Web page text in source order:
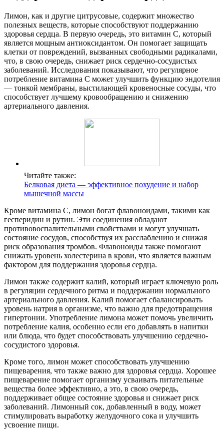
Лимон, как и другие цитрусовые, содержит множество
полезных веществ, которые способствуют поддержанию
здоровья сердца. В первую очередь, это витамин C, который
является мощным антиоксидантом. Он помогает защищать
клетки от повреждений, вызванных свободными радикалами,
что, в свою очередь, снижает риск сердечно-сосудистых
заболеваний. Исследования показывают, что регулярное
потребление витамина C может улучшить функцию эндотелия
— тонкой мембраны, выстилающей кровеносные сосуды, что
способствует лучшему кровообращению и снижению
артериального давления.
Читайте также:
Белковая диета — эффективное похудение и набор
мышечной массы
Кроме витамина C, лимон богат флавоноидами, такими как
гесперидин и рутин. Эти соединения обладают
противовоспалительными свойствами и могут улучшать
состояние сосудов, способствуя их расслаблению и снижая
риск образования тромбов. Флавоноиды также помогают
снижать уровень холестерина в крови, что является важным
фактором для поддержания здоровья сердца.
Лимон также содержит калий, который играет ключевую роль
в регуляции сердечного ритма и поддержании нормального
артериального давления. Калий помогает сбалансировать
уровень натрия в организме, что важно для предотвращения
гипертонии. Употребление лимона может помочь увеличить
потребление калия, особенно если его добавлять в напитки
или блюда, что будет способствовать улучшению сердечно-
сосудистого здоровья.
Кроме того, лимон может способствовать улучшению
пищеварения, что также важно для здоровья сердца. Хорошее
пищеварение помогает организму усваивать питательные
вещества более эффективно, а это, в свою очередь,
поддерживает общее состояние здоровья и снижает риск
заболеваний. Лимонный сок, добавленный в воду, может
стимулировать выработку желудочного сока и улучшить
усвоение пищи.